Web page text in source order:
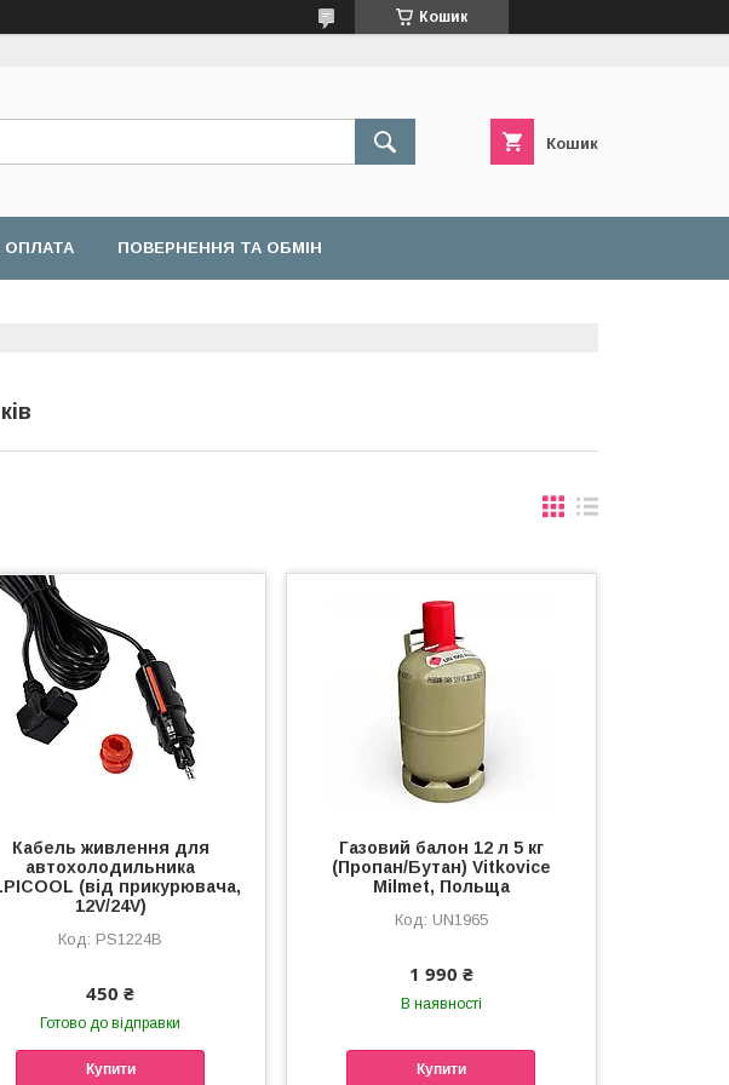
Кошик
Кошик
ОПЛАТА ПОВЕРНЕННЯ ТА ОБМІН
Кабель живлення для
автохолодильника
(від прикурювача,
12V/24V)
PS1224B
450 ₴
Готово до відправки
Купити
Газовий балон 12 л 5 кг
(Пропан/Бутан) Vitkovice
Milmet, Польща
UN1965
1 990 ₴
В наявності
Купити